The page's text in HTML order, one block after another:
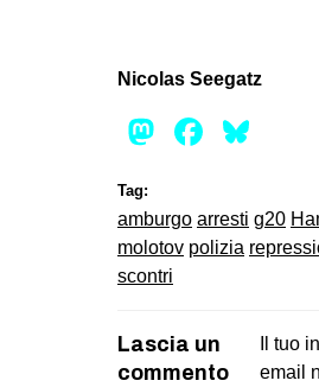
Nicolas Seegatz
Mastodon
Tag:
amburgo arresti g20
molotov polizia
scontri
Lascia un
commento
Il tuo
email